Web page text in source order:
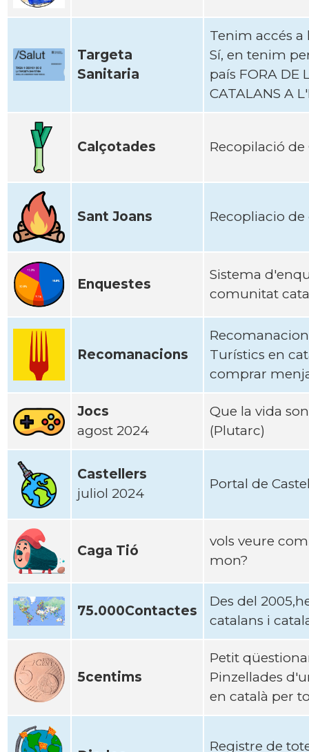
Targeta
Sanitaria
Tenim accés
Sí, en tenim
país FORA DE
CATALANS A
Calçotades Recopilació
Sant Joans Recopliacio
Enquestes
Sistema
comunitat
Recomanacions
Turístics en
comprar
Jocs
agost 2024
Que la vida
(Plutarc)
Castellers
juliol 2024
Portal de
Caga Tió
vols veure
mon?
75.000Contactes
Des del
catalans i
5centims
Petit
Pinzellades
en català per
Registre de